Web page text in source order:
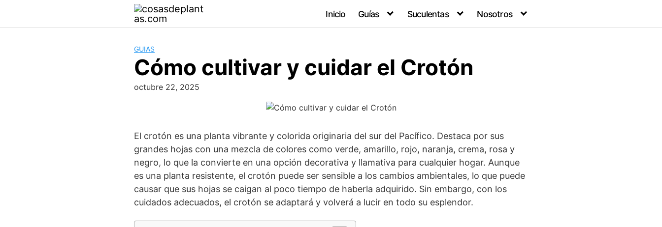
content
Inicio Guías Suculentas Nosotros
GUIAS
Cómo cultivar y cuidar el Crotón
octubre 22, 2025
El crotón es una planta vibrante y colorida originaria del sur del Pacífico. Destaca por sus
grandes hojas con una mezcla de colores como verde, amarillo, rojo, naranja, crema, rosa y
negro, lo que la convierte en una opción decorativa y llamativa para cualquier hogar. Aunque
es una planta resistente, el crotón puede ser sensible a los cambios ambientales, lo que puede
causar que sus hojas se caigan al poco tiempo de haberla adquirido. Sin embargo, con los
cuidados adecuados, el crotón se adaptará y volverá a lucir en todo su esplendor.